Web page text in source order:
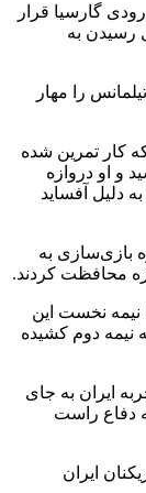
گارسیا قرار
رسیدن به
تیلمانس را مهار
که کار تمرین شده
و او دروازه
دلیل آفساید
بازی‌سازی به
محافظت کردند.
نیمه نخست این
نیمه دوم کشیده
ایران به جای
دفاع راست
ایران